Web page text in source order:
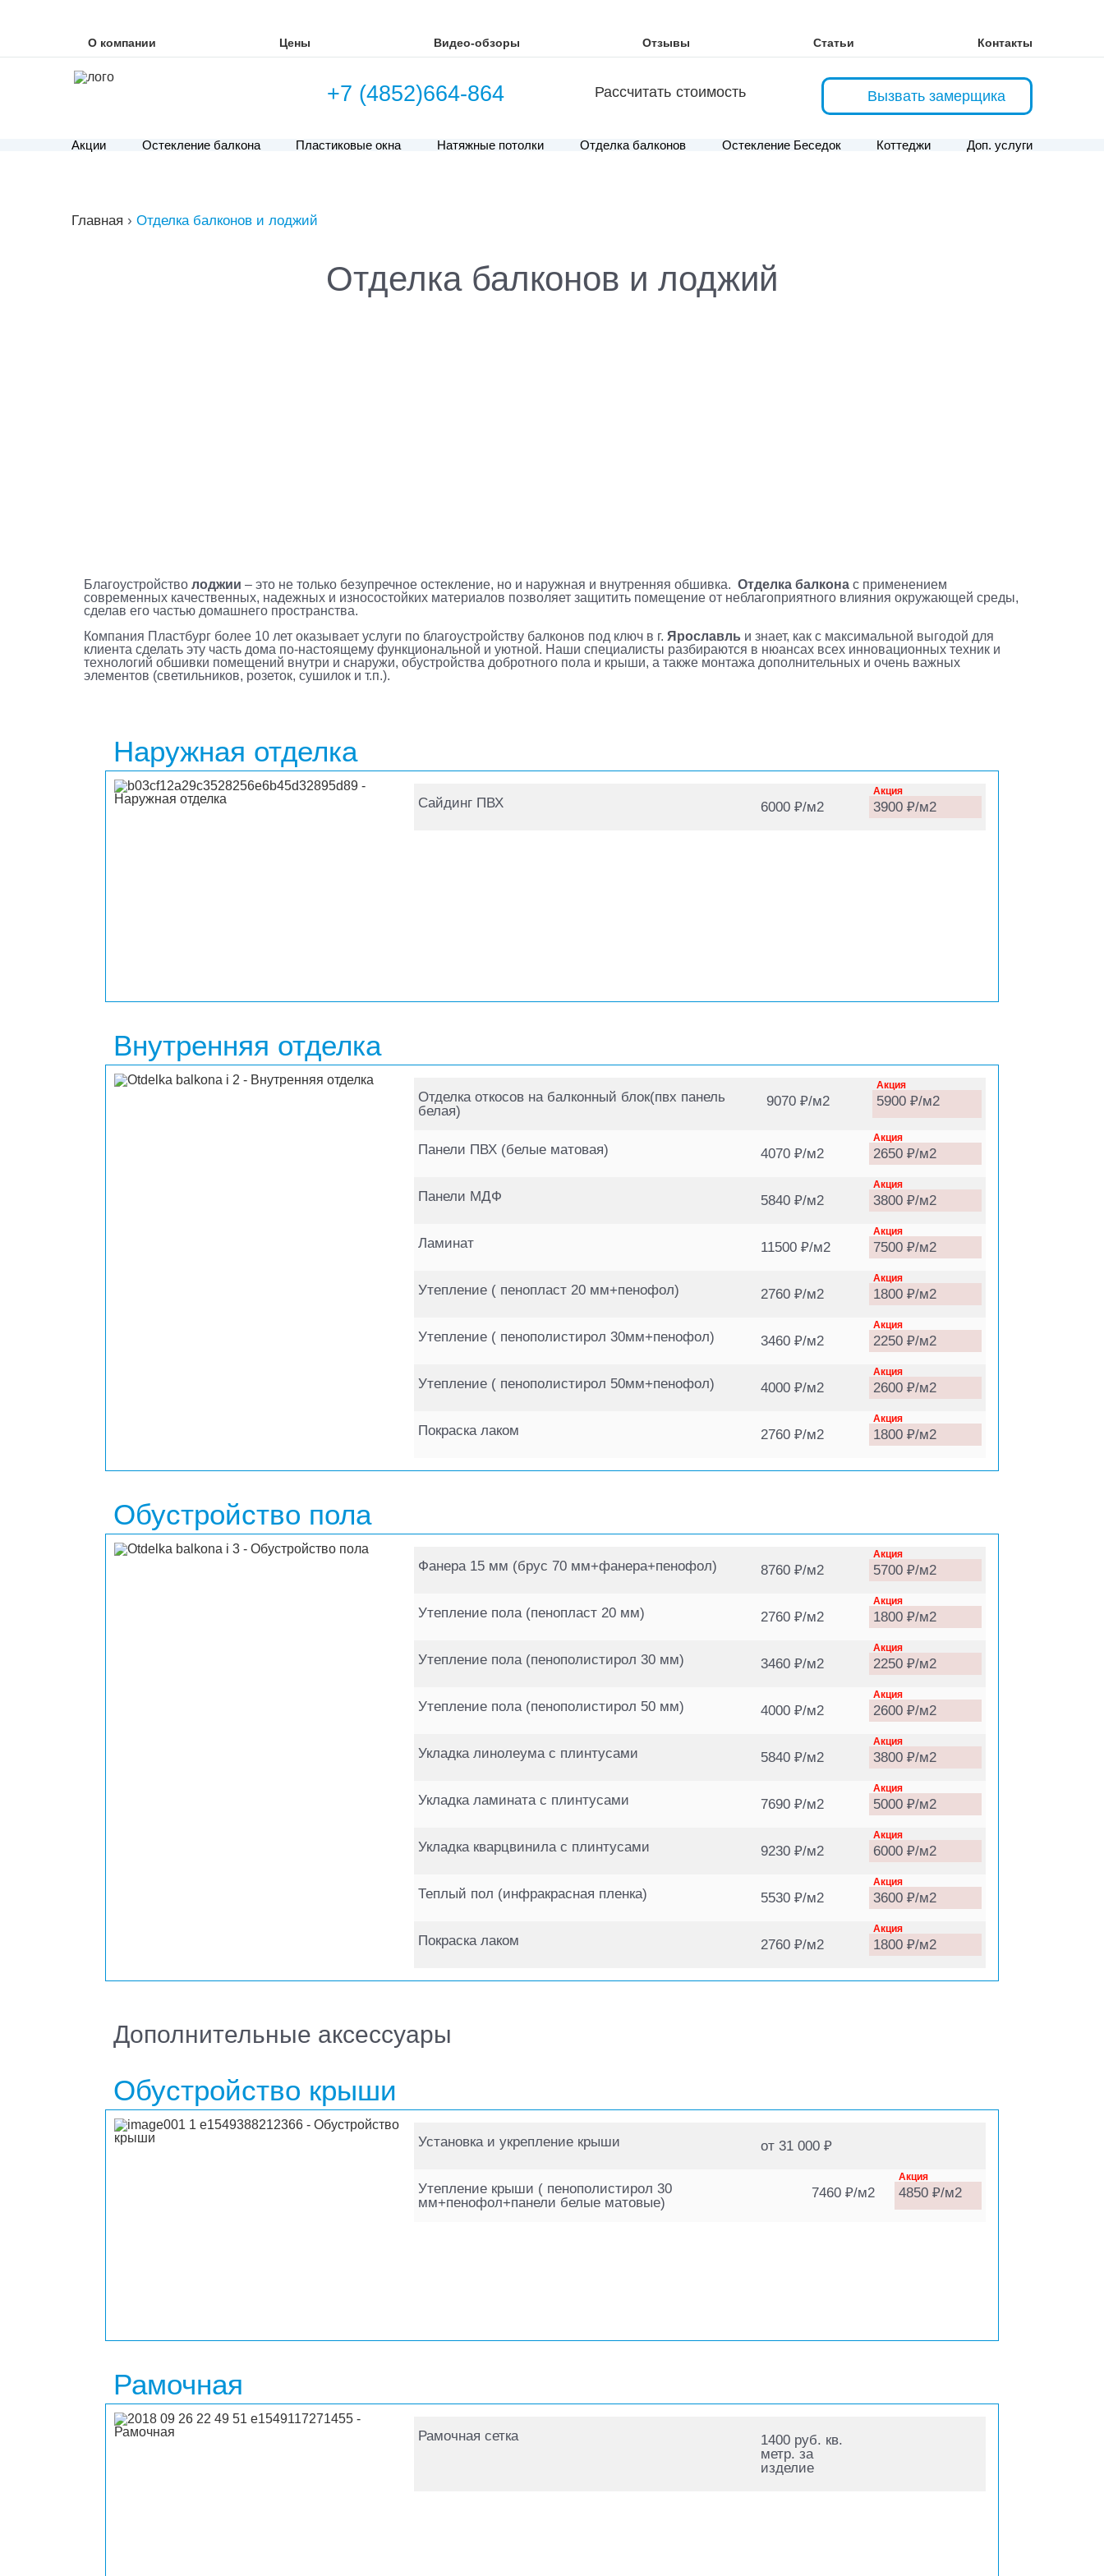
О компании Цены Видео-обзоры Отзывы Статьи Контакты
+7 (4852)664-864 Рассчитать стоимость Вызвать замерщика
Акции Остекление балкона Пластиковые окна Натяжные потолки Отделка балконов Остекление Беседок Коттеджи Доп. услуги
Главная › Отделка балконов и лоджий
Отделка балконов и лоджий
Благоустройство лоджии – это не только безупречное остекление, но и наружная и внутренняя обшивка. Отделка балкона с применением
современных качественных, надежных и износостойких материалов позволяет защитить помещение от неблагоприятного влияния окружающей среды,
сделав его частью домашнего пространства.
Компания Пластбург более 10 лет оказывает услуги по благоустройству балконов под ключ в г. Ярославль и знает, как с максимальной выгодой для
клиента сделать эту часть дома по-настоящему функциональной и уютной. Наши специалисты разбираются в нюансах всех инновационных техник и
технологий обшивки помещений внутри и снаружи, обустройства добротного пола и крыши, а также монтажа дополнительных и очень важных
элементов (светильников, розеток, сушилок и т.п.).
Наружная отделка
Сайдинг ПВХ 6000 ₽/м2
Акция
3900 ₽/м2
Внутренняя отделка
Отделка откосов на балконный блок(пвх панель
белая)
9070 ₽/м2
Акция
5900 ₽/м2
Панели ПВХ (белые матовая) 4070 ₽/м2
Акция
2650 ₽/м2
Панели МДФ 5840 ₽/м2
Акция
3800 ₽/м2
Ламинат 11500 ₽/м2
Акция
7500 ₽/м2
Утепление ( пенопласт 20 мм+пенофол) 2760 ₽/м2
Акция
1800 ₽/м2
Утепление ( пенополистирол 30мм+пенофол) 3460 ₽/м2
Акция
2250 ₽/м2
Утепление ( пенополистирол 50мм+пенофол) 4000 ₽/м2
Акция
2600 ₽/м2
Покраска лаком 2760 ₽/м2
Акция
1800 ₽/м2
Обустройство пола
Фанера 15 мм (брус 70 мм+фанера+пенофол) 8760 ₽/м2
Акция
5700 ₽/м2
Утепление пола (пенопласт 20 мм) 2760 ₽/м2
Акция
1800 ₽/м2
Утепление пола (пенополистирол 30 мм) 3460 ₽/м2
Акция
2250 ₽/м2
Утепление пола (пенополистирол 50 мм) 4000 ₽/м2
Акция
2600 ₽/м2
Укладка линолеума с плинтусами 5840 ₽/м2
Акция
3800 ₽/м2
Укладка ламината с плинтусами 7690 ₽/м2
Акция
5000 ₽/м2
Укладка кварцвинила с плинтусами 9230 ₽/м2
Акция
6000 ₽/м2
Теплый пол (инфракрасная пленка) 5530 ₽/м2
Акция
3600 ₽/м2
Покраска лаком 2760 ₽/м2
Акция
1800 ₽/м2
Дополнительные аксессуары
Обустройство крыши
Установка и укрепление крыши от 31 000 ₽
Утепление крыши ( пенополистирол 30
мм+пенофол+панели белые матовые)
7460 ₽/м2
Акция
4850 ₽/м2
Рамочная
Рамочная сетка
1400 руб. кв.
метр. за
изделие